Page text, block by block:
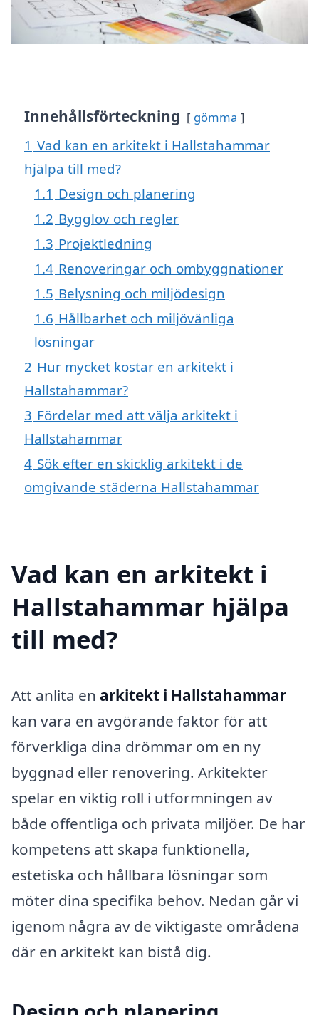
Innehållsförteckning gömma
1 Vad kan en arkitekt i Hallstahammar
hjälpa till med?
1.1 Design och planering
1.2 Bygglov och regler
1.3 Projektledning
1.4 Renoveringar och ombyggnationer
1.5 Belysning och miljödesign
1.6 Hållbarhet och miljövänliga
lösningar
2 Hur mycket kostar en arkitekt i
Hallstahammar?
3 Fördelar med att välja arkitekt i
Hallstahammar
4 Sök efter en skicklig arkitekt i de
omgivande städerna Hallstahammar
Vad kan en arkitekt i
Hallstahammar hjälpa
till med?
Att anlita en arkitekt i Hallstahammar
kan vara en avgörande faktor för att
förverkliga dina drömmar om en ny
byggnad eller renovering. Arkitekter
spelar en viktig roll i utformningen av
både offentliga och privata miljöer. De har
kompetens att skapa funktionella,
estetiska och hållbara lösningar som
möter dina specifika behov. Nedan går vi
igenom några av de viktigaste områdena
där en arkitekt kan bistå dig.